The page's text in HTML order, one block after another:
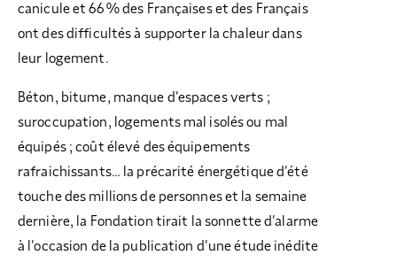
canicule et 66 % des Françaises et des Français
ont des difficultés à supporter la chaleur dans
leur logement.
Béton, bitume, manque d’espaces verts ;
suroccupation, logements mal isolés ou mal
équipés ; coût élevé des équipements
rafraichissants… la précarité énergétique d’été
touche des millions de personnes et la semaine
dernière, la Fondation tirait la sonnette d’alarme
à l’occasion de la publication d’une étude inédite